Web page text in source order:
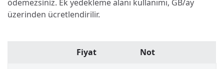
ödemezsiniz. Ek yedekleme alanı kullanımı, GB/ay
üzerinden ücretlendirilir.
Fiyat Not